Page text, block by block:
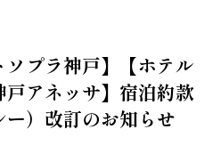
ソプラ神戸】【ホテル
アネッサ】宿泊約款
ー）改訂のお知らせ